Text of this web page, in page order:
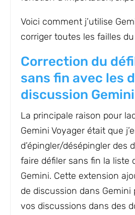
Voici comment j’utilise
corriger toutes les failles du
Correction du
sans fin avec les
discussion Gemini
La principale raison pour
Gemini Voyager était que
d’épingler/désépingler des
faire défiler sans fin la liste
Gemini. Cette extension
de discussion dans Gemini
vos discussions dans des